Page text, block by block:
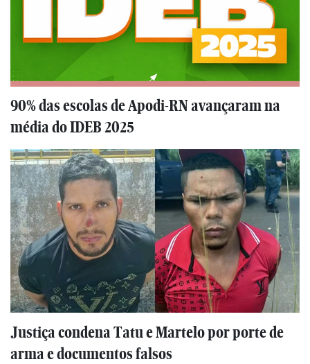
90% das escolas de Apodi-RN avançaram na
média do IDEB 2025
Justiça condena Tatu e Martelo por porte de
arma e documentos falsos